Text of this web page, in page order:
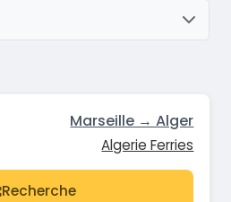
Marseille → Alger
Algerie Ferries
Recherche